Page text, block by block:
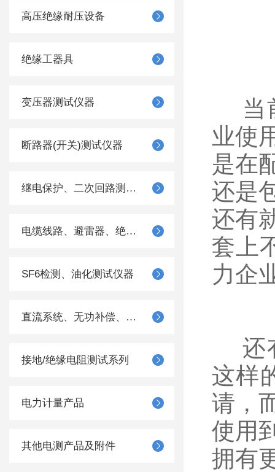
高压绝缘耐压设备
绝缘工器具
变压器测试仪器
断路器(开关)测试仪器
继电保护、二次回路测试仪器
电缆线路、避雷器、绝缘子测试仪器
SF6检测、油化测试仪器
直流系统、无功补偿、电池电机检测仪器
接地/绝缘电阻测试系列
电力计量产品
其他电测产品及附件
当
业使
是在
还是
还有
套上
力企
还
这样
请，
使用
拥有